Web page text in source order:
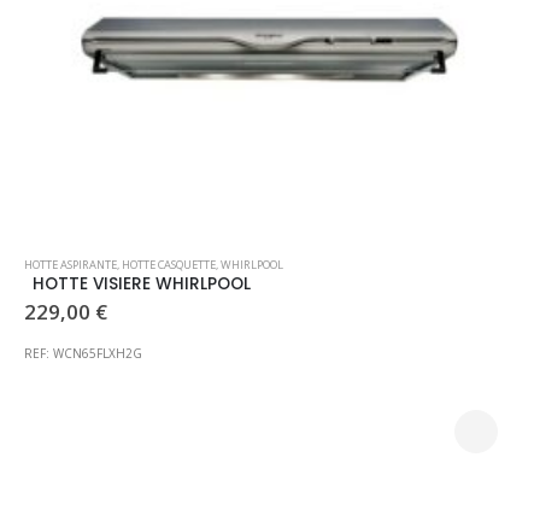
HOTTE ASPIRANTE, HOTTE CASQUETTE,WHIRLPOOL
HOTTE VISIERE WHIRLPOOL
229,00 €
REF: WCN65FLXH2G